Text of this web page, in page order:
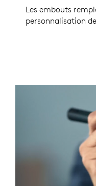
Les embouts
personnalisation